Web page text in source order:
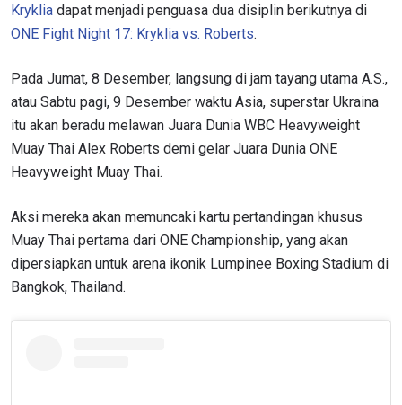
Kryklia dapat menjadi penguasa dua disiplin berikutnya di
ONE Fight Night 17: Kryklia vs. Roberts.
Pada Jumat, 8 Desember, langsung di jam tayang utama A.S.,
atau Sabtu pagi, 9 Desember waktu Asia, superstar Ukraina
itu akan beradu melawan Juara Dunia WBC Heavyweight
Muay Thai Alex Roberts demi gelar Juara Dunia ONE
Heavyweight Muay Thai.
Aksi mereka akan memuncaki kartu pertandingan khusus
Muay Thai pertama dari ONE Championship, yang akan
dipersiapkan untuk arena ikonik Lumpinee Boxing Stadium di
Bangkok, Thailand.